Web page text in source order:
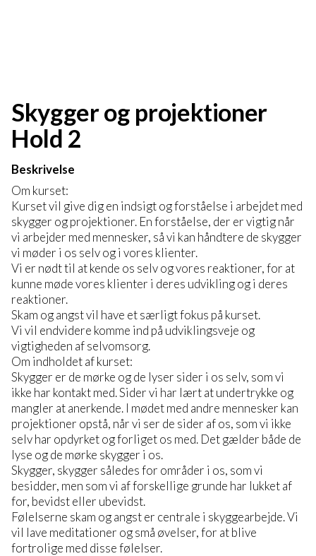
Skygger og projektioner
Hold 2
Beskrivelse
Om kurset:
Kurset vil give dig en indsigt og forståelse i arbejdet med
skygger og projektioner. En forståelse, der er vigtig når
vi arbejder med mennesker, så vi kan håndtere de skygger
vi møder i os selv og i vores klienter.
Vi er nødt til at kende os selv og vores reaktioner, for at
kunne møde vores klienter i deres udvikling og i deres
reaktioner.
Skam og angst vil have et særligt fokus på kurset.
Vi vil endvidere komme ind på udviklingsveje og
vigtigheden af selvomsorg.
Om indholdet af kurset:
Skygger er de mørke og de lyser sider i os selv, som vi
ikke har kontakt med. Sider vi har lært at undertrykke og
mangler at anerkende. I mødet med andre mennesker kan
projektioner opstå, når vi ser de sider af os, som vi ikke
selv har opdyrket og forliget os med. Det gælder både de
lyse og de mørke skygger i os.
Skygger, skygger således for områder i os, som vi
besidder, men som vi af forskellige grunde har lukket af
for, bevidst eller ubevidst.
Følelserne skam og angst er centrale i skyggearbejde. Vi
vil lave meditationer og små øvelser, for at blive
fortrolige med disse følelser.